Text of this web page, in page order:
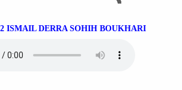
ISMAIL DERRA SOHIH BOUKHARI